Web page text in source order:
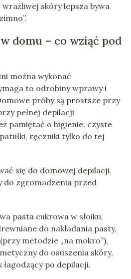
skóry lepsza bywa
domu – co wziąć pod
można wykonać
to odrobiny wprawy i
próby są prostsze przy
pełnej depilacji
pamiętać o higienie: czyste
ręczniki tylko do tej
się do domowej depilacji,
do zgromadzenia przed
pasta cukrowa w słoiku,
do nakładania pasty,
metodzie „na mokro”),
do osuszenia skóry,
łagodzący po depilacji.